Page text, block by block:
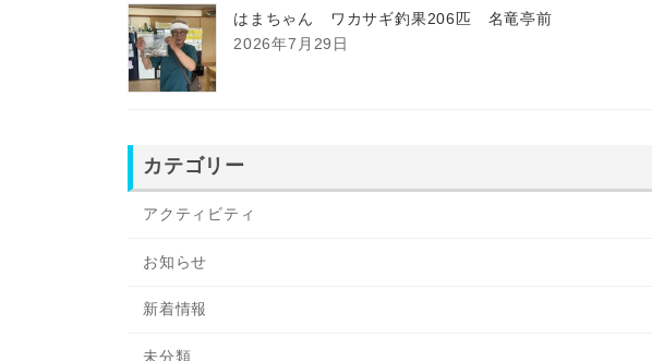
はまちゃん ワカサギ釣果206匹 名竜亭前
2026年7月29日
カテゴリー
アクティビティ
お知らせ
新着情報
未分類